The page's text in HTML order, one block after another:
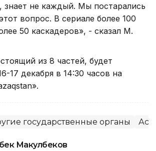
знает не каждый. Мы постарались
вопрос. В сериале более 100
50 каскадеров», - сказал М.
из 8 частей, будет
17 декабря в 14:30 часов на
государственные органы
Макулбеков